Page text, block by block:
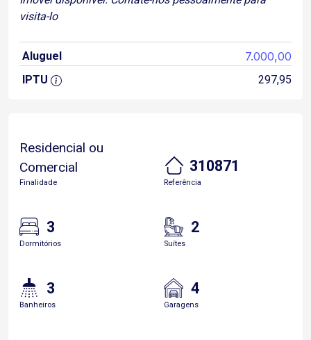
visita-lo
Aluguel 7.000,00
IPTU 297,95
Residencial ou
Comercial
Finalidade
310871
Referência
3
Dormitórios
2
Suítes
3
Banheiros
4
Garagens